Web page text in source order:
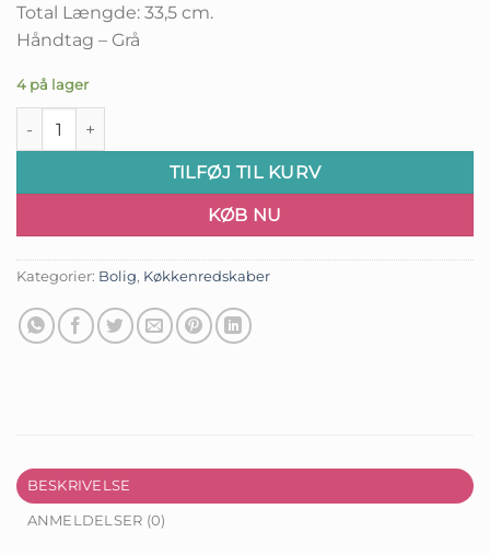
Total Længde: 33,5 cm.
Håndtag – Grå
4 på lager
Stegepalet 1 antal
TILFØJ TIL KURV
KØB NU
Kategorier: Bolig, Køkkenredskaber
BESKRIVELSE
ANMELDELSER (0)